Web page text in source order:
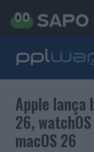
Apple lança
26,
macOS 26